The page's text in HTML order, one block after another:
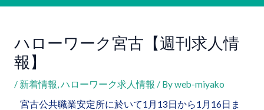
ハローワーク宮古【週刊求人情
報】
/ 新着情報 ハローワーク求人情報 / Byweb-miyako
宮古公共職業安定所に於いて1 月 13日から1 月 16日ま